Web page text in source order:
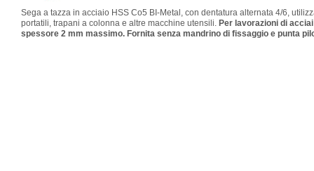
Sega a tazza in acciaio HSS Co5 BI-Metal, con dentatura alternata 4/6,
portatili, trapani a colonna e altre macchine utensili. Per lavorazioni di
spessore 2 mm massimo. Fornita senza mandrino di fissaggio e punta